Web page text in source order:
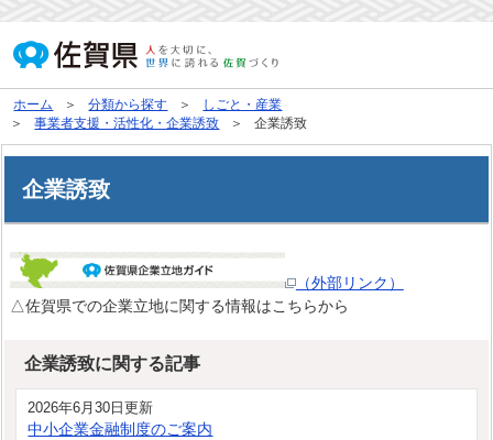
ホーム 分類から探す
しごと・産業
事業者支援・活性化・企業誘致
企業誘致
企業誘致
（外部リンク）
△佐賀県での企業立地に関する情報はこちらから
企業誘致に関する記事
2026年6月30日更新
中小企業金融制度のご案内